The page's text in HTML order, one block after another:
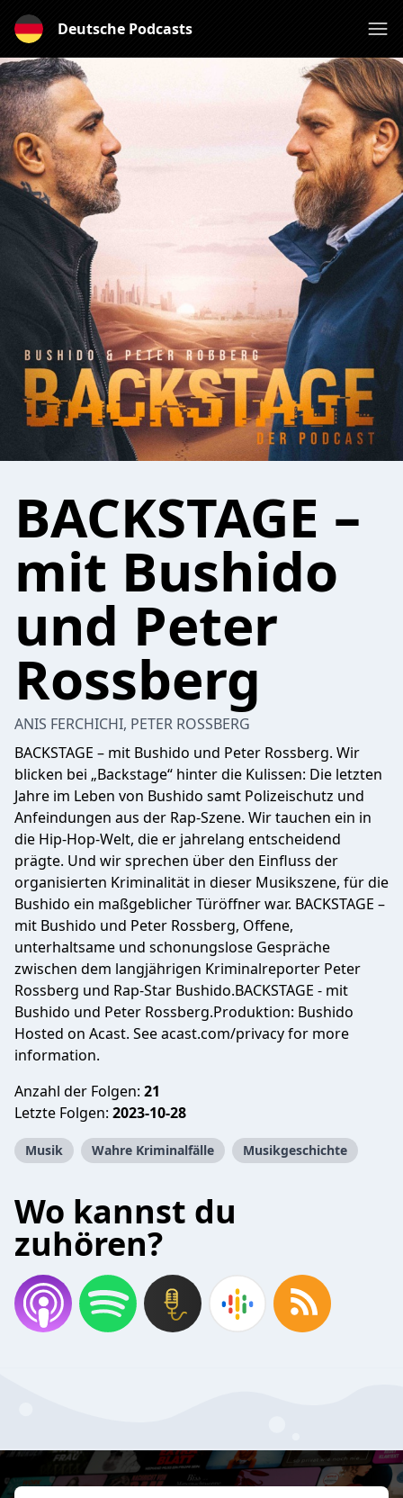
Deutsche Podcasts
BACKSTAGE –
mit Bushido
und Peter
Rossberg
ANIS FERCHICHI, PETER ROSSBERG
BACKSTAGE – mit Bushido und Peter Rossberg. Wir
blicken bei „Backstage“ hinter die Kulissen: Die letzten
Jahre im Leben von Bushido samt Polizeischutz und
Anfeindungen aus der Rap-Szene. Wir tauchen ein in
die Hip-Hop-Welt, die er jahrelang entscheidend
prägte. Und wir sprechen über den Einfluss der
organisierten Kriminalität in dieser Musikszene, für die
Bushido ein maßgeblicher Türöffner war. BACKSTAGE –
mit Bushido und Peter Rossberg, Offene,
unterhaltsame und schonungslose Gespräche
zwischen dem langjährigen Kriminalreporter Peter
Rossberg und Rap-Star Bushido.BACKSTAGE - mit
Bushido und Peter Rossberg.Produktion: Bushido
Hosted on Acast. Seeacast.com/privacyfor more
information.
Anzahl der Folgen: 21
Letzte Folgen: 2023-10-28
Musik Wahre Kriminalfälle Musikgeschichte
Wo kannst du
zuhören?